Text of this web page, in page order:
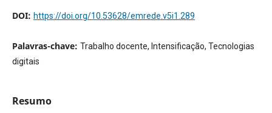
DOI: https://doi.org/10.53628/emrede.v5i1.289
Palavras-chave: Trabalho docente, Intensificação, Tecnologias
digitais
Resumo